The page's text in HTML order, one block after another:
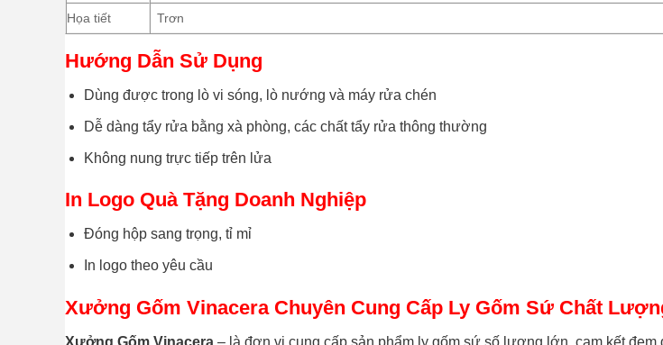
Họa tiết Trơn
Hướng Dẫn Sử Dụng
Dùng được trong lò vi sóng, lò nướng và máy rửa chén
Dễ dàng tẩy rửa bằng xà phòng, các chất tẩy rửa thông thường
Không nung trực tiếp trên lửa
In Logo Quà Tặng Doanh Nghiệp
Đóng hộp sang trọng, tỉ mỉ
In logo theo yêu cầu
Xưởng Gốm Vinacera Chuyên Cung Cấp Ly Gốm Sứ Chất
Xưởng Gốm Vinacera – là đơn vị cung cấp sản phẩm ly gốm sứ số lượng lớn, cam kết